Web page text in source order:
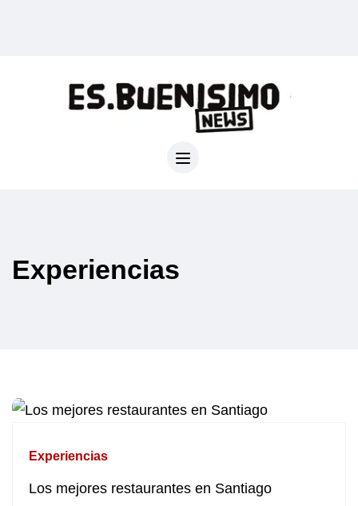
Experiencias
Experiencias
Los mejores restaurantes en Santiago